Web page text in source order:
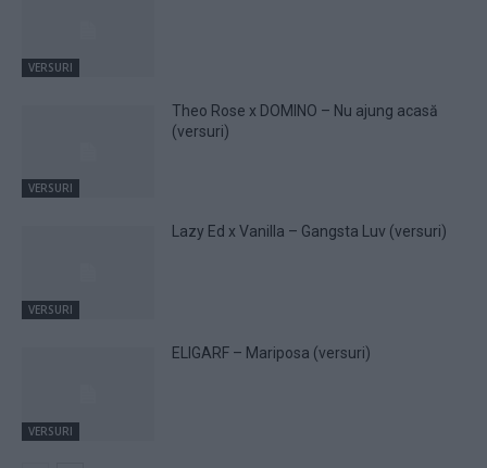
VERSURI
VERSURI
Theo Rose x DOMINO – Nu ajung acasă
(versuri)
VERSURI
Lazy Ed x Vanilla – Gangsta Luv (versuri)
VERSURI
ELIGARF – Mariposa (versuri)